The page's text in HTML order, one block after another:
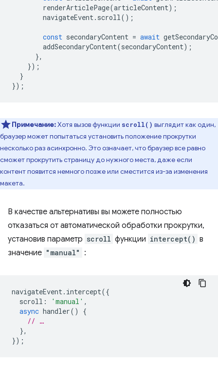
renderArticlePage(articleContent);
navigateEvent. scroll();
const secondaryContent = await
addSecondaryContent(secondaryContent);
},
});
}
});
Примечание:Хотя вызов функции scroll() выглядит как один,
браузер может попытаться установить положение прокрутки
несколько раз асинхронно. Это означает, что браузер все равно
сможет прокрутить страницу до нужного места, даже если
контент появится немного позже или сместится из-за изменения
макета.
В качестве альтернативы вы можете полностью
отказаться от автоматической обработки прокрутки,
установив параметр scroll функции intercept() в
значение "manual" :
navigateEvent. intercept({
scroll : 'manual' ,
async handler()
{
// …
},
});